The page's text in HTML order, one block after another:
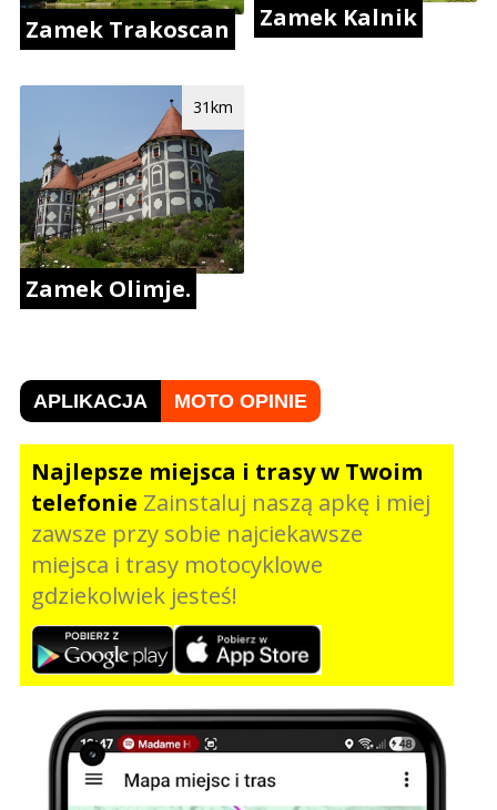
Zamek Trakoscan
Zamek Olimje.
31km
Zamek Kalnik
APLIKACJA MOTO OPINIE
Najlepsze miejsca i trasy w Twoim
telefonie Zainstaluj naszą apkę i miej
zawsze przy sobie najciekawsze
miejsca i trasy motocyklowe
gdziekolwiek jesteś!